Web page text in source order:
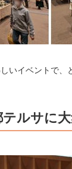
いイベントで、
ルサに大